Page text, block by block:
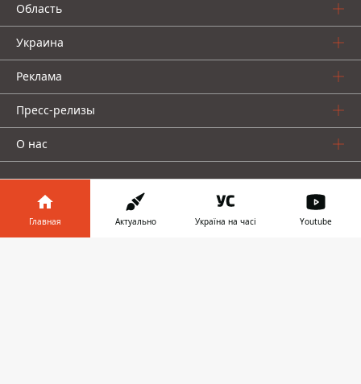
Область
Украина
Реклама
Пресс-релизы
О нас
Главная Актуально Україна на часі Youtube